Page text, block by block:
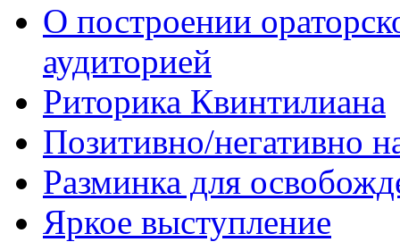
О построении
аудиторией
Риторика Квинтилиана
Позитивно/негативно
Разминка для
Яркое выступление